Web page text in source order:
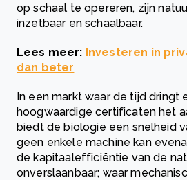
op schaal te opereren, zijn
inzetbaar en schaalbaar.
Lees meer: Investeren in
dan beter
In een markt waar de tijd dringt
hoogwaardige certificaten het
biedt de biologie een snelheid
geen enkele machine kan
de kapitaalefficiëntie van de
onverslaanbaar; waar